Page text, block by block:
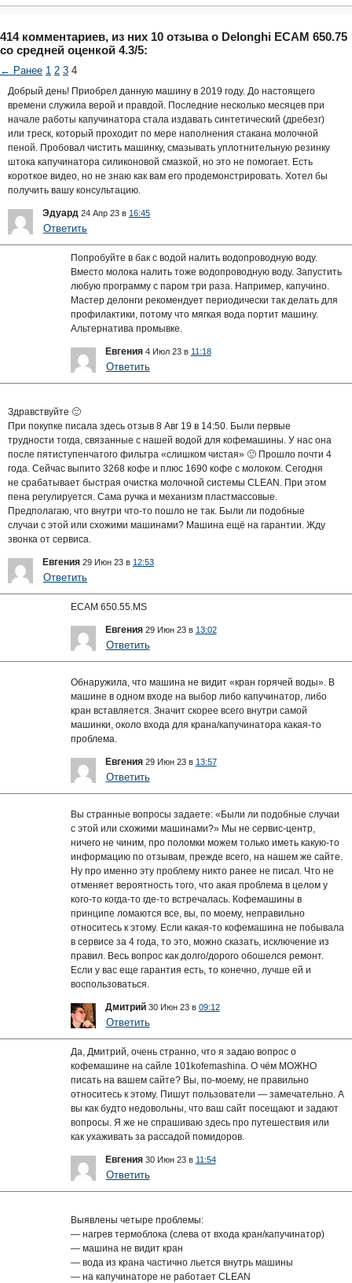
414 комментариев, из них 10 отзыва о Delonghi ECAM 650.75
со средней оценкой 4.3/5:
← Ранее 1 2 3 4
Добрый день! Приобрел данную машину в 2019 году. До настоящего
времени служила верой и правдой. Последние несколько месяцев при
начале работы капучинатора стала издавать синтетический (дребезг)
или треск, который проходит по мере наполнения стакана молочной
пеной. Пробовал чистить машинку, смазывать уплотнительную резинку
штока капучинатора силиконовой смазкой, но это не помогает. Есть
короткое видео, но не знаю как вам его продемонстрировать. Хотел бы
получить вашу консультацию.
Эдуард 24 Апр 23 в 16:45
Ответить
Попробуйте в бак с водой налить водопроводную воду.
Вместо молока налить тоже водопроводную воду. Запустить
любую программу с паром три раза. Например, капучино.
Мастер делонги рекомендует периодически так делать для
профилактики, потому что мягкая вода портит машину.
Альтернатива промывке.
Евгения 4 Июл 23 в 11:18
Ответить
Здравствуйте 🙂
При покупке писала здесь отзыв 8 Авг 19 в 14:50. Были первые
трудности тогда, связанные с нашей водой для кофемашины. У нас она
после пятиступенчатого фильтра «слишком чистая» 🙂 Прошло почти 4
года. Сейчас выпито 3268 кофе и плюс 1690 кофе с молоком. Сегодня
не срабатывает быстрая очистка молочной системы CLEAN. При этом
пена регулируется. Сама ручка и механизм пластмассовые.
Предполагаю, что внутри что-то пошло не так. Были ли подобные
случаи с этой или схожими машинами? Машина ещё на гарантии. Жду
звонка от сервиса.
Евгения 29 Июн 23 в 12:53
Ответить
ECAM 650.55.MS
Евгения 29 Июн 23 в 13:02
Ответить
Обнаружила, что машина не видит «кран горячей воды». В
машине в одном входе на выбор либо капучинатор, либо
кран вставляется. Значит скорее всего внутри самой
машинки, около входа для крана/капучинатора какая-то
проблема.
Евгения 29 Июн 23 в 13:57
Ответить
Вы странные вопросы задаете: «Были ли подобные случаи
с этой или схожими машинами?» Мы не сервис-центр,
ничего не чиним, про поломки можем только иметь какую-то
информацию по отзывам, прежде всего, на нашем же сайте.
Ну про именно эту проблему никто ранее не писал. Что не
отменяет вероятность того, что акая проблема в целом у
кого-то когда-то где-то встречалась. Кофемашины в
принципе ломаются все, вы, по моему, неправильно
относитесь к этому. Если какая-то кофемашина не побывала
в сервисе за 4 года, то это, можно сказать, исключение из
правил. Весь вопрос как долго/дорого обошелся ремонт.
Если у вас еще гарантия есть, то конечно, лучше ей и
воспользоваться.
Дмитрий 30 Июн 23 в 09:12
Ответить
Да, Дмитрий, очень странно, что я задаю вопрос о
кофемашине на сайле 101kofemashina. О чём МОЖНО
писать на вашем сайте? Вы, по-моему, не правильно
относитесь к этому. Пишут пользователи — замечательно. А
вы как будто недовольны, что ваш сайт посещают и задают
вопросы. Я же не спрашиваю здесь про путешествия или
как ухаживать за рассадой помидоров.
Евгения 30 Июн 23 в 11:54
Ответить
Выявлены четыре проблемы:
— нагрев термоблока (слева от входа кран/капучинатор)
— машина не видит кран
— вода из крана частично льется внутрь машины
— на капучинаторе не работает CLEAN